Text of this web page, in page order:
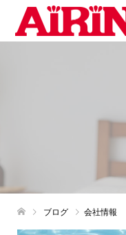
ブログ 会社情報